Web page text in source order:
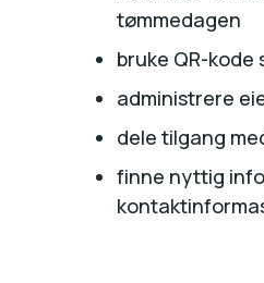
tømmedagen
bruke QR-kode
administrere
dele tilgang
finne nyttig